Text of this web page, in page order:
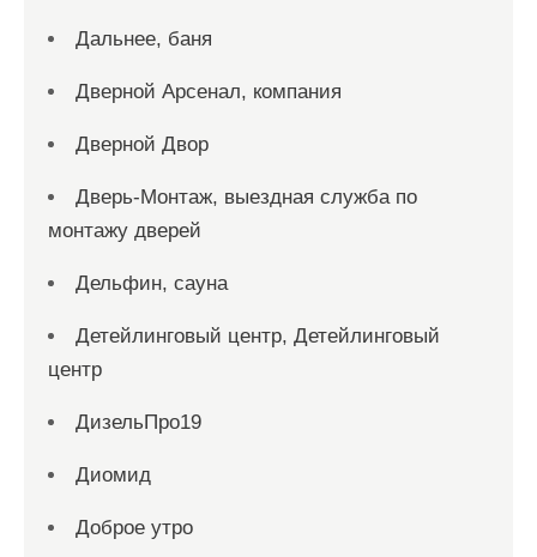
Дальнее, баня
Дверной Арсенал, компания
Дверной Двор
Дверь-Монтаж, выездная служба по
монтажу дверей
Дельфин, сауна
Детейлинговый центр, Детейлинговый
центр
ДизельПро19
Диомид
Доброе утро